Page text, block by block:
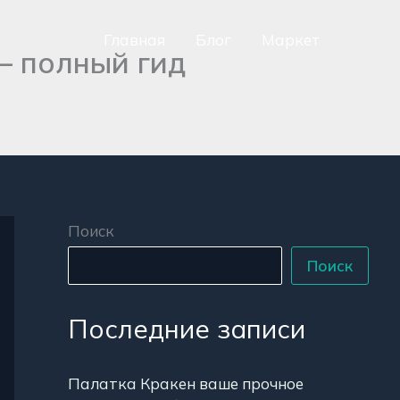
полный гид
Поиск
Поиск
Последние записи
Палатка Кракен ваше прочное